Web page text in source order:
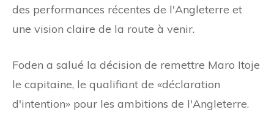
des performances récentes de l'Angleterre et
une vision claire de la route à venir.
Foden a salué la décision de remettre Maro Itoje
le capitaine, le qualifiant de «déclaration
d'intention» pour les ambitions de l'Angleterre.